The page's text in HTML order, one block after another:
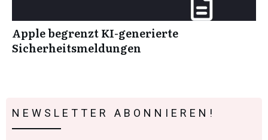
Apple begrenzt KI-generierte
Sicherheitsmeldungen
NEWSLETTER ABONNIEREN!